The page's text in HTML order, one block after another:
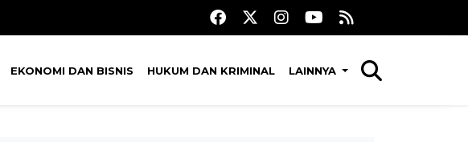
EKONOMI DAN BISNIS HUKUM DAN KRIMINAL LAINNYA